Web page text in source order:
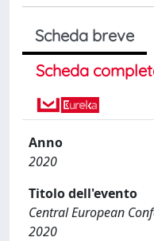
Scheda breve
Scheda
Anno
2020
Titolo dell'evento
Central European
2020